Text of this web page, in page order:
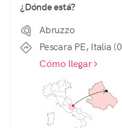
¿Dónde está?
Abruzzo
Pescara PE, Italia
Cómo llegar